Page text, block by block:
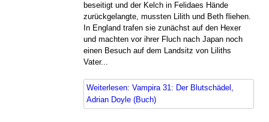
beseitigt und der Kelch in Felidaes Hände
zurückgelangte, mussten Lilith und Beth fliehen.
In England trafen sie zunächst auf den Hexer
und machten vor ihrer Fluch nach Japan noch
einen Besuch auf dem Landsitz von Liliths
Vater...
Weiterlesen: Vampira 31: Der Blutschädel,
Adrian Doyle (Buch)